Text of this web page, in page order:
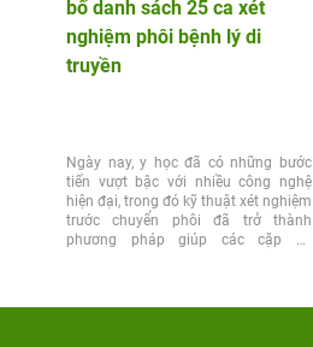
bố danh sách 25 ca xét
nghiệm phôi bệnh lý di
truyền
Ngày nay, y học đã có những bước
tiến vượt bậc với nhiều công nghệ
hiện đại, trong đó kỹ thuật xét nghiệm
trước chuyển phôi đã trở thành
phương pháp giúp các cặp vợ